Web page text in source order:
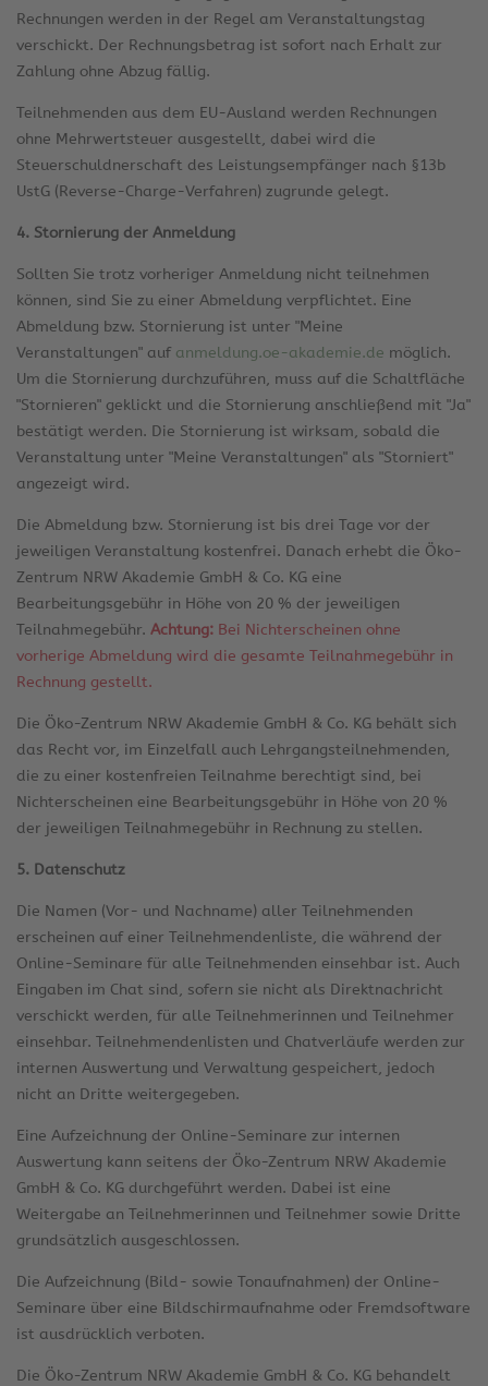
Rechnungen werden in der Regel am Veranstaltungstag
verschickt. Der Rechnungsbetrag ist sofort nach Erhalt zur
Zahlung ohne Abzug fällig.
Teilnehmenden aus dem EU-Ausland werden Rechnungen
ohne Mehrwertsteuer ausgestellt, dabei wird die
Steuerschuldnerschaft des Leistungsempfänger nach §13b
UstG (Reverse-Charge-Verfahren) zugrunde gelegt.
4. Stornierung der Anmeldung
Sollten Sie trotz vorheriger Anmeldung nicht teilnehmen
können, sind Sie zu einer Abmeldung verpflichtet. Eine
Abmeldung bzw. Stornierung ist unter "Meine
Veranstaltungen" auf anmeldung.oe-akademie.de möglich.
Um die Stornierung durchzuführen, muss auf die Schaltfläche
"Stornieren" geklickt und die Stornierung anschließend mit "Ja"
bestätigt werden. Die Stornierung ist wirksam, sobald die
Veranstaltung unter "Meine Veranstaltungen" als "Storniert"
angezeigt wird.
Die Abmeldung bzw. Stornierung ist bis drei Tage vor der
jeweiligen Veranstaltung kostenfrei. Danach erhebt die Öko-
Zentrum NRW Akademie GmbH & Co. KG eine
Bearbeitungsgebühr in Höhe von 20 % der jeweiligen
Teilnahmegebühr. Achtung: Bei Nichterscheinen ohne
vorherige Abmeldung wird die gesamte Teilnahmegebühr in
Rechnung gestellt.
Die Öko-Zentrum NRW Akademie GmbH & Co. KG behält sich
das Recht vor, im Einzelfall auch Lehrgangsteilnehmenden,
die zu einer kostenfreien Teilnahme berechtigt sind, bei
Nichterscheinen eine Bearbeitungsgebühr in Höhe von 20 %
der jeweiligen Teilnahmegebühr in Rechnung zu stellen.
5. Datenschutz
Die Namen (Vor- und Nachname) aller Teilnehmenden
erscheinen auf einer Teilnehmendenliste, die während der
Online-Seminare für alle Teilnehmenden einsehbar ist. Auch
Eingaben im Chat sind, sofern sie nicht als Direktnachricht
verschickt werden, für alle Teilnehmerinnen und Teilnehmer
einsehbar. Teilnehmendenlisten und Chatverläufe werden zur
internen Auswertung und Verwaltung gespeichert, jedoch
nicht an Dritte weitergegeben.
Eine Aufzeichnung der Online-Seminare zur internen
Auswertung kann seitens der Öko-Zentrum NRW Akademie
GmbH & Co. KG durchgeführt werden. Dabei ist eine
Weitergabe an Teilnehmerinnen und Teilnehmer sowie Dritte
grundsätzlich ausgeschlossen.
Die Aufzeichnung (Bild- sowie Tonaufnahmen) der Online-
Seminare über eine Bildschirmaufnahme oder Fremdsoftware
ist ausdrücklich verboten.
Die Öko-Zentrum NRW Akademie GmbH & Co. KG behandelt